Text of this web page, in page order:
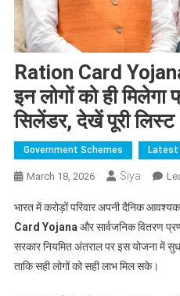
Ration Card
इन लोगों को ही
सिलेंडर, देखें पूरी लिस्ट
Government Schemes Latest
March 18, 2026 Siya
भारत में करोड़ों परिवार अपनी दैनिक
Card Yojana और सार्वजनिक वितरण
सरकार नियमित अंतराल पर इस योजना में
ताकि सही लोगों को सही लाभ मिल सके।